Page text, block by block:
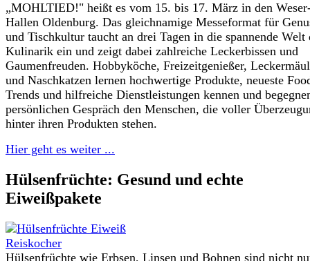
„MOHLTIED!" heißt es vom 15. bis 17. März in den
Hallen Oldenburg. Das gleichnamige Messeformat für
und Tischkultur taucht an drei Tagen in die spannende Welt
Kulinarik ein und zeigt dabei zahlreiche Leckerbissen und
Gaumenfreuden. Hobbyköche, Freizeitgenießer,
und Naschkatzen lernen hochwertige Produkte, neueste
Trends und hilfreiche Dienstleistungen kennen und
persönlichen Gespräch den Menschen, die voller
hinter ihren Produkten stehen.
Hier geht es weiter ...
Hülsenfrüchte: Gesund und echte
Eiweißpakete
Hülsenfrüchte wie Erbsen, Linsen und Bohnen sind nicht